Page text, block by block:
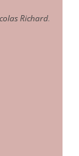
Richard.